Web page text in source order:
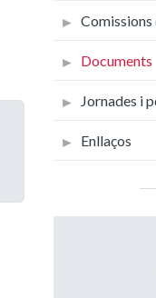
Documents
Jornades i
Enllaços